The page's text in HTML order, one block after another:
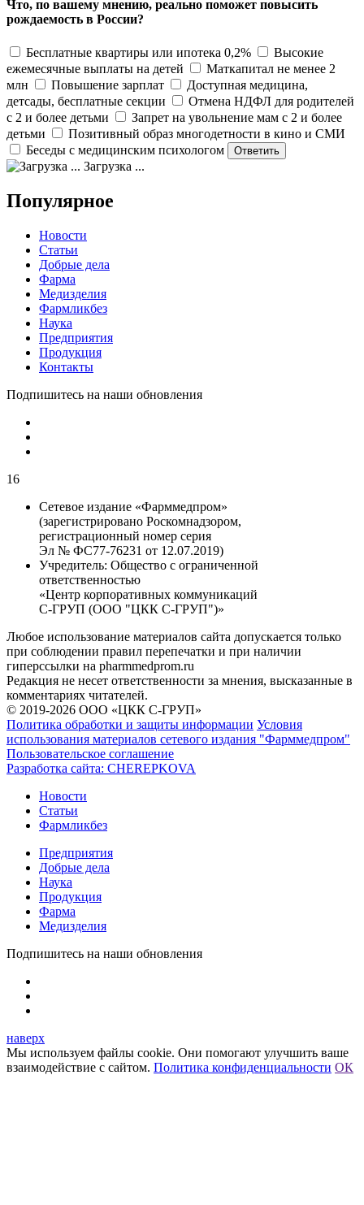
Что, по вашему мнению, реально поможет повысить
рождаемость в России?
Бесплатные квартиры или ипотека 0,2%
Высокие
ежемесячные выплаты на детей
Маткапитал не менее 2
млн
Повышение зарплат
Доступная медицина,
детсады, бесплатные секции
Отмена НДФЛ для родителей
с 2 и более детьми
Запрет на увольнение мам с 2 и более
детьми
Позитивный образ многодетности в кино и СМИ
Беседы с медицинским психологом
Загрузка ...
Популярное
Новости
Статьи
Добрые дела
Фарма
Медизделия
Фармликбез
Наука
Предприятия
Продукция
Контакты
Подпишитесь на наши обновления
16
Сетевое издание «Фарммедпром»
(зарегистрировано Роскомнадзором,
регистрационный номер серия
Эл № ФС77-76231 от 12.07.2019)
Учредитель: Общество с ограниченной
ответственностью
«Центр корпоративных коммуникаций
С-ГРУП (ООО "ЦКК С-ГРУП")»
Любое использование материалов сайта допускается только
при соблюдении правил перепечатки и при наличии
гиперссылки на pharmmedprom.ru
Редакция не несет ответственности за мнения, высказанные в
комментариях читателей.
© 2019-2026 ООО «ЦКК С-ГРУП»
Политика обработки и защиты информации Условия
использования материалов сетевого издания "Фарммедпром"
Пользовательское соглашение
Разработка сайта: CHEREPKOVA
Новости
Статьи
Фармликбез
Предприятия
Добрые дела
Наука
Продукция
Фарма
Медизделия
Подпишитесь на наши обновления
наверх
Мы используем файлы cookie. Они помогают улучшить ваше
взаимодействие с сайтом. Политика конфиденциальности ОК